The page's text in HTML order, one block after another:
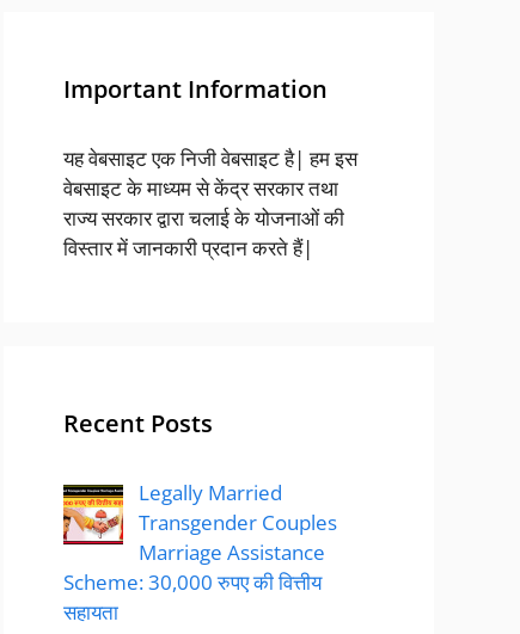
Important Information
यह वेबसाइट एक निजी वेबसाइट है| हम इस
वेबसाइट के माध्यम से केंद्र सरकार तथा
राज्य सरकार द्वारा चलाई के योजनाओं की
विस्तार में जानकारी प्रदान करते हैं|
Recent Posts
Legally Married
Transgender Couples
Marriage Assistance
Scheme: 30,000 रुपए की वित्तीय
सहायता